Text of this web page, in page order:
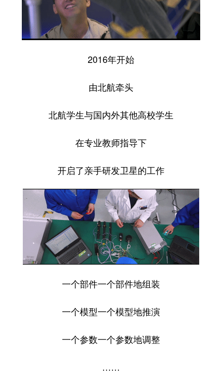
2016年开始
由北航牵头
北航学生与国内外其他高校学生
在专业教师指导下
开启了亲手研发卫星的工作
一个部件一个部件地组装
一个模型一个模型地推演
一个参数一个参数地调整
……